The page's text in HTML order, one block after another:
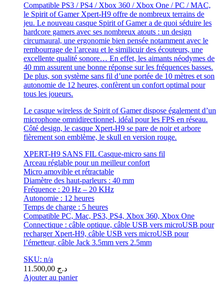
Compatible PS3 / PS4 / Xbox 360 / Xbox One / PC / MAC,
le Spirit of Gamer Xpert-H9 offre de nombreux terrains de
jeu. Le nouveau casque Spirit of Gamer a de quoi séduire les
hardcore gamers avec ses nombreux atouts : un design
circumaural, une ergonomie bien pensée notamment avec le
rembourrage de l’arceau et le similicuir des écouteurs, une
excellente qualité sonore… En effet, les aimants néodymes de
40 mm assurent une bonne réponse sur les fréquences basses.
De plus, son système sans fil d’une portée de 10 mètres et son
autonomie de 12 heures, confèrent un confort optimal pour
tous les joueurs.
Le casque wireless de Spirit of Gamer dispose également d’un
microphone omnidirectionnel, idéal pour les FPS en réseau.
Côté design, le casque Xpert-H9 se pare de noir et arbore
fièrement son emblème, le skull en version rouge.
XPERT-H9 SANS FIL Casque-micro sans fil
Arceau réglable pour un meilleur confort
Micro amovible et rétractable
Diamètre des haut-parleurs : 40 mm
Fréquence : 20 Hz – 20 KHz
Autonomie : 12 heures
Temps de charge : 5 heures
Compatible PC, Mac, PS3, PS4, Xbox 360, Xbox One
Connectique : câble optique, câble USB vers microUSB pour
recharger Xpert-H9, câble USB vers microUSB pour
l’émetteur, câble Jack 3.5mm vers 2.5mm
SKU: n/a
د.ج
Ajouter au panier